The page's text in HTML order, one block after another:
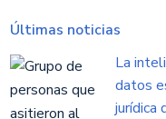
Últimas noticias
La
datos
jurídica